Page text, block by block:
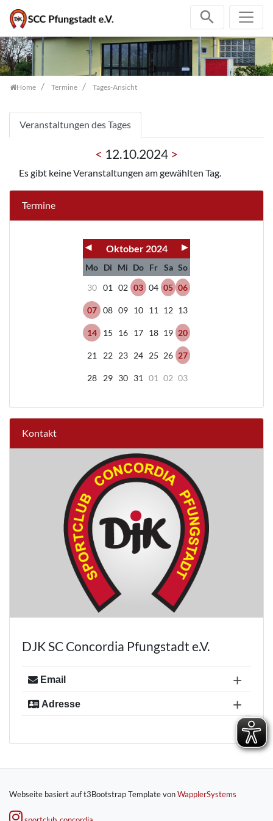
Zum Inhalt springen
Home Termine Tages-Ansicht
Veranstaltungen des Tages
< 12.10.2024 >
Es gibt keine Veranstaltungen am gewählten Tag.
Termine
◀ Oktober 2024 ▶
Mo Di Mi Do Fr Sa So
30
01 02 03 04 05 06
07 08 09 10 11 12 13
14 15 16 17 18 19 20
21 22 23 24 25 26 27
28 29 30 31 01 02 03
Kontakt
DJK SC Concordia Pfungstadt e.V.
Email
kontakt@concordia-pfungstadt.de
+
Adresse
64319 Pfungstadt
+
Webseite basiert auf t3Bootstrap Template vonWapplerSystems